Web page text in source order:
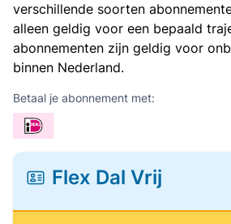
verschillende soorten
alleen geldig voor een bepaald
abonnementen zijn geldig voor
binnen Nederland.
Betaal je abonnement met:
Flex Dal Vrij